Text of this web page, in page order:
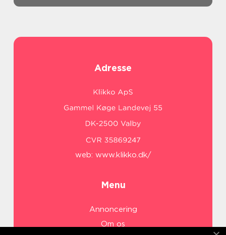
Adresse
web: www.klikko.dk/
Menu
Annoncering
Om os